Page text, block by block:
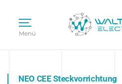
Menü
NEO CEE Steckvorrichtung